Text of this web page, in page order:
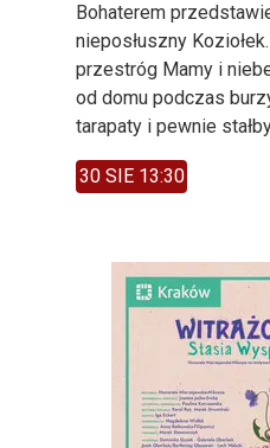
Bohaterem
nieposłuszny
przestróg Mamy i
od domu podczas
tarapaty i pewnie
30 SIE 13:30